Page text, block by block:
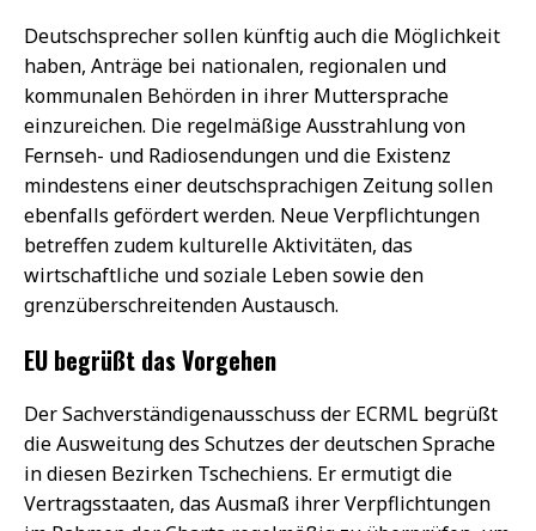
Deutschsprecher sollen künftig auch die Möglichkeit
haben, Anträge bei nationalen, regionalen und
kommunalen Behörden in ihrer Muttersprache
einzureichen. Die regelmäßige Ausstrahlung von
Fernseh- und Radiosendungen und die Existenz
mindestens einer deutschsprachigen Zeitung sollen
ebenfalls gefördert werden. Neue Verpflichtungen
betreffen zudem kulturelle Aktivitäten, das
wirtschaftliche und soziale Leben sowie den
grenzüberschreitenden Austausch.
EU begrüßt das Vorgehen
Der Sachverständigenausschuss der ECRML begrüßt
die Ausweitung des Schutzes der deutschen Sprache
in diesen Bezirken Tschechiens. Er ermutigt die
Vertragsstaaten, das Ausmaß ihrer Verpflichtungen